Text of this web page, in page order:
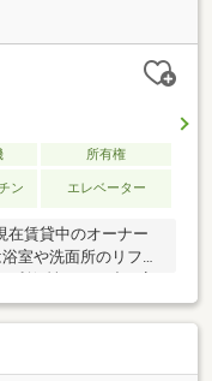
所有権
ン エレベーター
在賃貸中のオーナー
室や洗面所のリフォ
利便性とSRC造の安
。賃借人様の退去後
気軽にお問い合わせ
地内は満車です）●
ル圏内＜交通アクセ